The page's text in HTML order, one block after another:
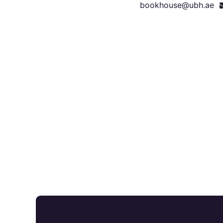
bookhouse@ubh.ae